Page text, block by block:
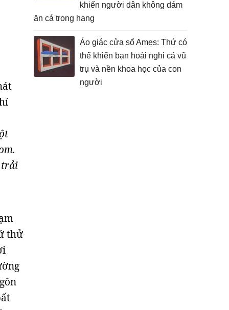
trải
thử
khiến người dân không dám
ăn cá trong hang
Ảo giác cửa sổ Ames: Thứ có
thể khiến bạn hoài nghi cả vũ
trụ và nền khoa học của con
người